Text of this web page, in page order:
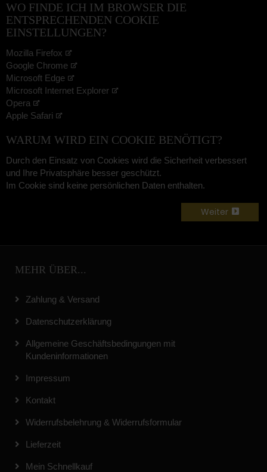
WO FINDE ICH IM BROWSER DIE
ENTSPRECHENDEN COOKIE
EINSTELLUNGEN?
Mozilla Firefox
Google Chrome
Microsoft Edge
Microsoft Internet Explorer
Opera
Apple Safari
WARUM WIRD EIN COOKIE BENÖTIGT?
Durch den Einsatz von Cookies wird die Sicherheit verbessert
und Ihre Privatsphäre besser geschützt.
Im Cookie sind keine persönlichen Daten enthalten.
Weiter
MEHR ÜBER...
Zahlung & Versand
Datenschutzerklärung
Allgemeine Geschäftsbedingungen mit
Kundeninformationen
Impressum
Kontakt
Widerrufsbelehrung & Widerrufsformular
Lieferzeit
Mein Schnellkauf